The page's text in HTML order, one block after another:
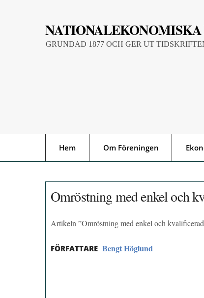
GRUNDAD 1877 OCH GER UT
Hem Om Föreningen
Omröstning med enkel och
Artikeln ”Omröstning med enkel och
FÖRFATTARE Bengt Höglund